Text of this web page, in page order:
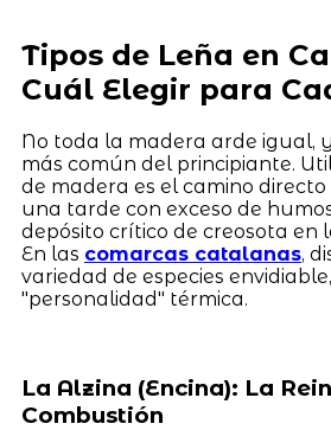
Tipos de Leña en
Cuál Elegir para
No toda la madera arde igual,
más común del principiante.
de madera es el camino
una tarde con exceso de
depósito crítico de creosota en
En las comarcas catalanas,
variedad de especies
"personalidad" térmica.
La Alzina (Encina): La
Combustión